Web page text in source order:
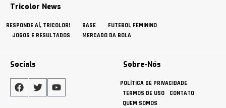
Tricolor News
RESPONDE AÍ, TRICOLOR! BASE
FUTEBOL FEMININO
JOGOS E RESULTADOS
MERCADO DA BOLA
Socials Sobre-Nós
POLÍTICA DE PRIVACIDADE
TERMOS DE USO
CONTATO
QUEM SOMOS